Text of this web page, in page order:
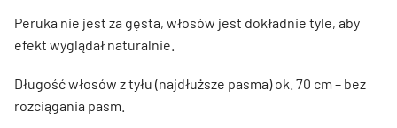
Peruka nie jest za gęsta, włosów jest dokładnie tyle, aby
efekt wyglądał naturalnie.
Długość włosów z tyłu (najdłuższe pasma) ok. 70 cm – bez
rozciągania pasm.